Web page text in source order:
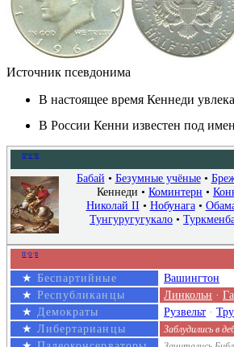
Источник псевдонима
В настоящее время Кеннеди
В России Кенни известен под
п·о ·в
Бабай • Безумные учёные•
Кеннеди • Коминтерн •
Николай II • Нобунага•
Тунгуругугукало •
п·о·в
★ Беспартийные
Вашингтон
★ Республиканцы Линкольн ·
★ Демократы Рузвельт ·
★ Либертарианцы Заблудились в